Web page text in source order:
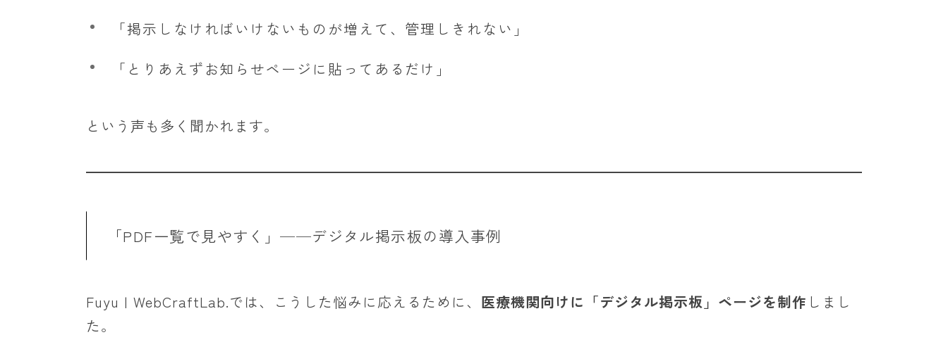
「掲示しなければいけないものが増えて、管理しきれない」
「とりあえずお知らせページに貼ってあるだけ」
という声も多く聞かれます。
「PDF一覧で見やすく」──デジタル掲示板の導入事例
Fuyu | WebCraftLab.では、こうした悩みに応えるために、 医療機関向けに「デジタル掲示板」ページを制作 しまし
た。